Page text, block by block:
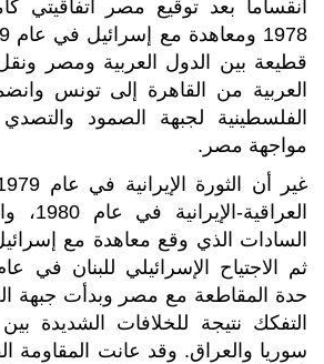
انقساما بعد توقيع مصر اتفاقيتي
قطيعة بين الدول العربية ومصر
العربية من القاهرة إلى تونس
الفلسطينية لجبهة الصمود
مواجهة مصر.
حدة المقاطعة مع مصر وبدأت جبهة
التفكك نتيجة للخلافات الشديدة
سوريا والعراق. وقد عانت المقاومة